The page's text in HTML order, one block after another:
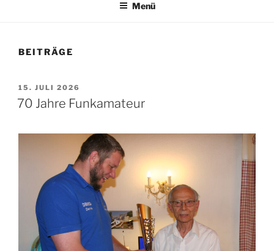
Menü
BEITRÄGE
VERÖFFENTLICHT
AM
15. JULI 2026
70 Jahre Funkamateur